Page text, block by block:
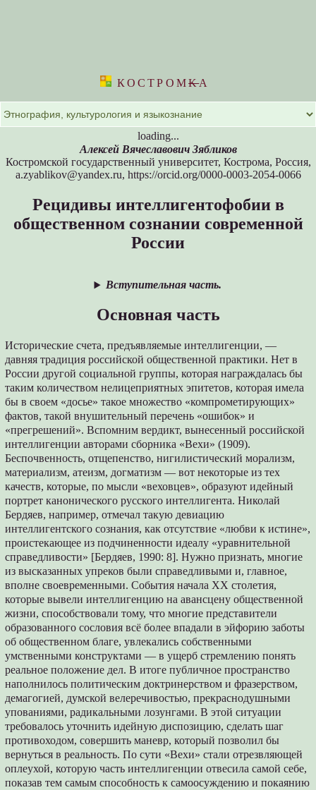
КОСТРОМKА
loading...
Алексей Вячеславович Зябликов
Костромской государственный университет, Кострома, Россия,
a.zyablikov@yandex.ru, https://orcid.org/0000-0003-2054-0066
Рецидивы интеллигентофобии в
общественном сознании современной
России
Вступительная часть.
Основная часть
Исторические счета, предъявляемые интеллигенции, —
давняя традиция российской общественной практики. Нет в
России другой социальной группы, которая награждалась бы
таким количеством нелицеприятных эпитетов, которая имела
бы в своем «досье» такое множество «компрометирующих»
фактов, такой внушительный перечень «ошибок» и
«прегрешений». Вспомним вердикт, вынесенный российской
интеллигенции авторами сборника «Вехи» (1909).
Беспочвенность, отщепенство, нигилистический морализм,
материализм, атеизм, догматизм — вот некоторые из тех
качеств, которые, по мысли «веховцев», образуют идейный
портрет канонического русского интеллигента. Николай
Бердяев, например, отмечал такую девиацию
интеллигентского сознания, как отсутствие «любви к истине»,
проистекающее из подчиненности идеалу «уравнительной
справедливости» [Бердяев, 1990: 8]. Нужно признать, многие
из высказанных упреков были справедливыми и, главное,
вполне своевременными. События начала XX столетия,
которые вывели интеллигенцию на авансцену общественной
жизни, способствовали тому, что многие представители
образованного сословия всё более впадали в эйфорию заботы
об общественном благе, увлекались собственными
умственными конструктами — в ущерб стремлению понять
реальное положение дел. В итоге публичное пространство
наполнилось политическим доктринерством и фразерством,
демагогией, думской велеречивостью, прекраснодушными
упованиями, радикальными лозунгами. В этой ситуации
требовалось уточнить идейную диспозицию, сделать шаг
противоходом, совершить маневр, который позволил бы
вернуться в реальность. По сути «Вехи» стали отрезвляющей
оплеухой, которую часть интеллигенции отвесила самой себе,
показав тем самым способность к самоосуждению и покаянию